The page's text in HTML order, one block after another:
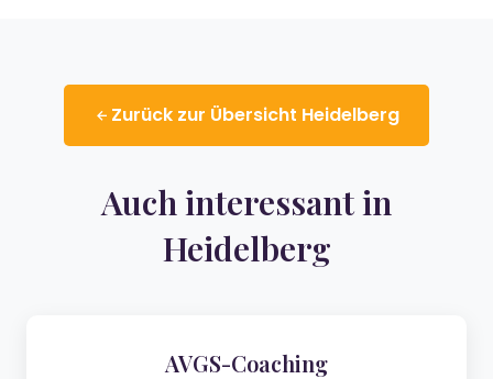
Zurück zur Übersicht Heidelberg
Auch interessant in
Heidelberg
AVGS-Coaching